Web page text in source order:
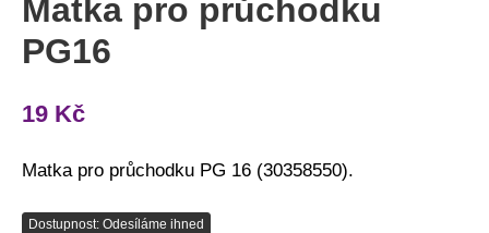
Matka pro průchodku
PG16
19 Kč
Matka pro průchodku PG 16 (30358550).
Dostupnost: Odesíláme ihned